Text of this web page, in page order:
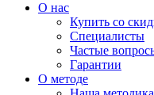
О нас
Купить со
Специалисты
Частые
Гарантии
О методе